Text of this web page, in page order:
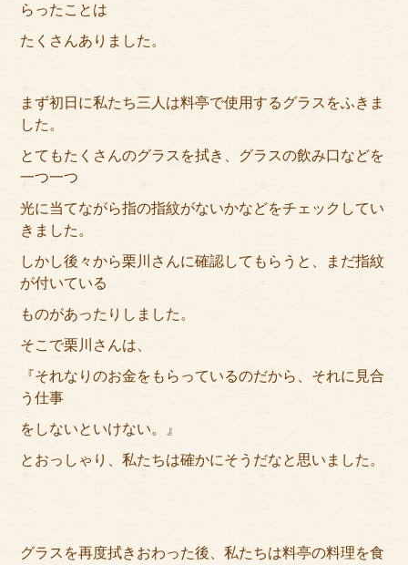
サイトマップ
らったことは
たくさんありました。
まず初日に私たち三人は料亭で使用するグラスをふきま
した。
とてもたくさんのグラスを拭き、グラスの飲み口などを
一つ一つ
光に当てながら指の指紋がないかなどをチェックしてい
きました。
しかし後々から栗川さんに確認してもらうと、まだ指紋
が付いている
ものがあったりしました。
そこで栗川さんは、
『それなりのお金をもらっているのだから、それに見合
う仕事
をしないといけない。』
とおっしゃり、私たちは確かにそうだなと思いました。
グラスを再度拭きおわった後、私たちは料亭の料理を食